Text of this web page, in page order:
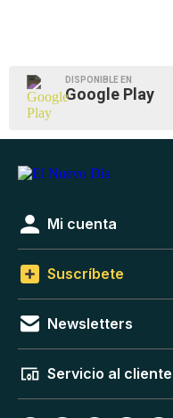
DISPONIBLE EN
Google Play
Mi cuenta
Suscríbete
Newsletters
Servicio al cliente